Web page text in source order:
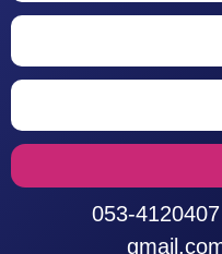
053-4120407